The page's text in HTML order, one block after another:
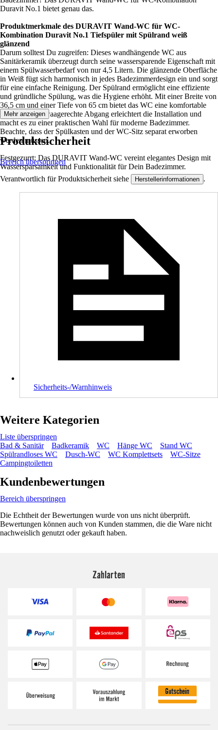
Duravit No.1 bietet genau das.
Produktmerkmale des DURAVIT Wand-WC für WC-
Kombination Duravit No.1 Tiefspüler mit Spülrand weiß
glänzend
Darum solltest Du zugreifen: Dieses wandhängende WC aus
Sanitärkeramik überzeugt durch seine wassersparende Eigenschaft mit
einem Spülwasserbedarf von nur 4,5 Litern. Die glänzende Oberfläche
in Weiß fügt sich harmonisch in jedes Badezimmerdesign ein und sorgt
für eine einfache Reinigung. Der Spülrand ermöglicht eine effiziente
und gründliche Spülung, was die Hygiene erhöht. Mit einer Breite von
36,5 cm und einer Tiefe von 65 cm bietet das WC eine komfortable
Nutzung. Der waagerechte Abgang erleichtert die Installation und
macht es zu einer praktischen Wahl für moderne Badezimmer.
Beachte, dass der Spülkasten und der WC-Sitz separat erworben
werden müssen.
Festgezurrt: Das DURAVIT Wand-WC vereint elegantes Design mit
Wassersparsamkeit und Funktionalität für Dein Badezimmer.
Mehr anzeigen
Produktsicherheit
Bereich überspringen
Verantwortlich für Produktsicherheit siehe Herstellerinformationen .
Sicherheits-/Warnhinweis
Weitere Kategorien
Liste überspringen
Bad & Sanitär
Badkeramik WC Hänge WC
Stand WC
Spülrandloses WC
Dusch-WC WC Komplettsets
WC-Sitze
Campingtoiletten
Kundenbewertungen
Bereich überspringen
Die Echtheit der Bewertungen wurde von uns nicht überprüft.
Bewertungen können auch von Kunden stammen, die die Ware nicht
nachweislich genutzt oder gekauft haben.
Zahlarten